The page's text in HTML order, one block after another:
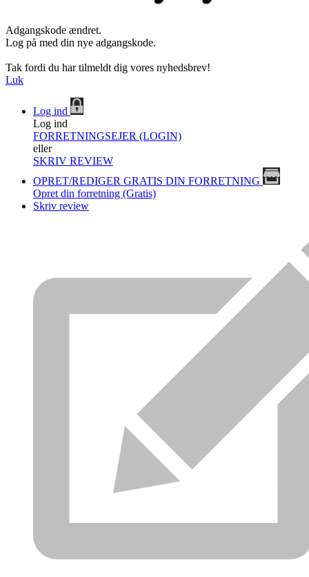
Adgangskode ændret.
Log på med din nye adgangskode.
Tak fordi du har tilmeldt dig vores nyhedsbrev!
Luk
Log ind
Log ind
FORRETNINGSEJER (LOGIN)
eller
SKRIV REVIEW
OPRET/REDIGER GRATIS DIN FORRETNING
Opret din forretning (Gratis)
Skriv review